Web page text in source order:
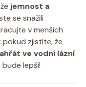
jemnost a
se snažili
v menších
pokud zjistíte, že
ve vodní lázní
lepší!